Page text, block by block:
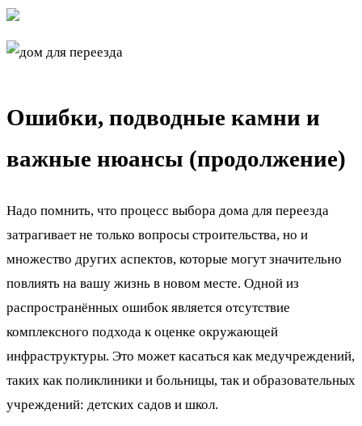
Ошибки, подводные камни и
важные нюансы (продолжение)
Надо помнить, что процесс выбора дома для переезда
затрагивает не только вопросы строительства, но и
множество других аспектов, которые могут значительно
повлиять на вашу жизнь в новом месте. Одной из
распространённых ошибок является отсутствие
комплексного подхода к оценке окружающей
инфраструктуры. Это может касаться как медучреждений,
таких как поликлиники и больницы, так и образовательных
учреждений: детских садов и школ.